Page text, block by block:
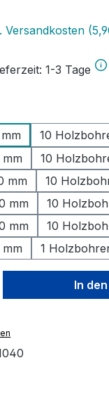
Versandkosten
1-3 Tage
10
10
mm
10
mm
10
mm
10
1
Gib den
In